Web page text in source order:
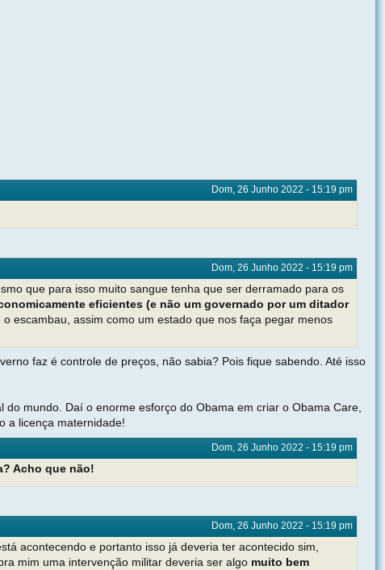
Dom, 26 Junho 2022 - 15:19 pm
Dom, 26 Junho 2022 - 15:19 pm
que para isso muito sangue tenha que ser derramado para os
eficientes (e não um governado por um ditador
escambau, assim como um estado que nos faça pegar menos
faz é controle de preços, não sabia? Pois fique sabendo. Até isso
mundo. Daí o enorme esforço do Obama em criar o Obama Care,
a licença maternidade!
Dom, 26 Junho 2022 - 15:19 pm
Acho que não!
Dom, 26 Junho 2022 - 15:19 pm
acontecendo e portanto isso já deveria ter acontecido sim,
mim uma intervenção militar deveria ser algo muito bem